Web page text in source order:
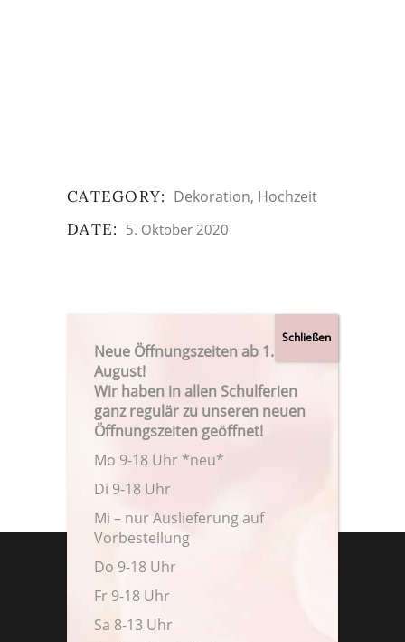
CATEGORY: Dekoration Hochzeit
DATE: 5. Oktober 2020
Neue Öffnungszeiten ab 1.
August!
Wir haben in allen Schulferien
ganz regulär zu unseren neuen
Öffnungszeiten geöffnet!
Mo 9-18 Uhr *neu*
Di 9-18 Uhr
Mi – nur Auslieferung auf
Vorbestellung
Do 9-18 Uhr
Fr 9-18 Uhr
Sa 8-13 Uhr